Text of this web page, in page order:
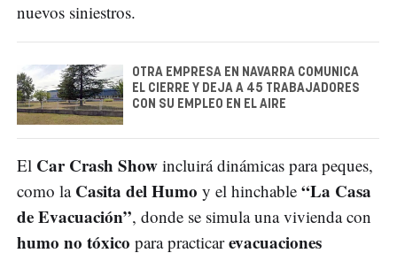
nuevos siniestros.
OTRA EMPRESA EN NAVARRA COMUNICA
EL CIERRE Y DEJA A 45 TRABAJADORES
CON SU EMPLEO EN EL AIRE
El Car Crash Show incluirá dinámicas para peques,
como la Casita del Humo y el hinchable “La Casa
de Evacuación”, donde se simula una vivienda con
humo no tóxico para practicarevacuaciones